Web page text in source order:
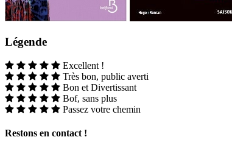
Légende
Excellent !
Très bon, public averti
Bon et Divertissant
Bof, sans plus
Passez votre chemin
Restons en contact !